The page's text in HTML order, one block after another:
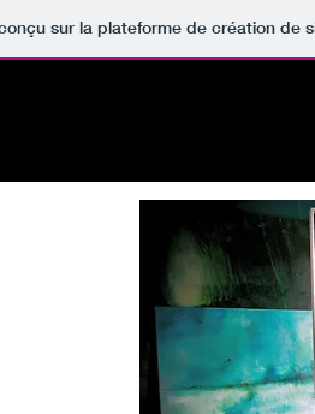
sur la plateforme de création de